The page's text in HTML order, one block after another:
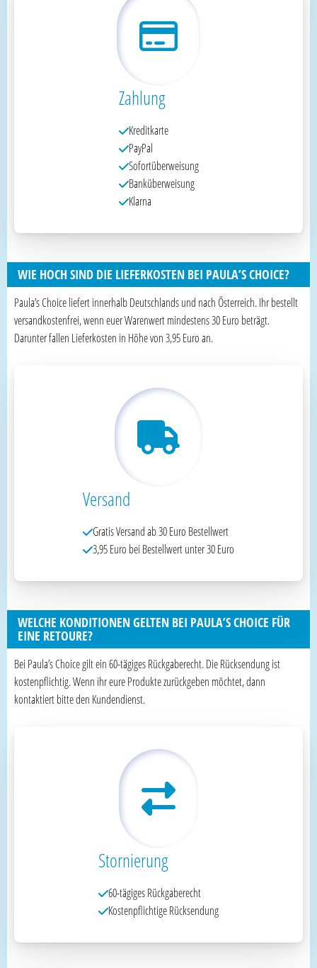
Zahlung
Kreditkarte
PayPal
Sofortüberweisung
Banküberweisung
Klarna
WIE HOCH SIND DIE LIEFERKOSTEN BEI PAULA’S CHOICE?
Paula’s Choice liefert innerhalb Deutschlands und nach Österreich. Ihr bestellt
versandkostenfrei, wenn euer Warenwert mindestens 30 Euro beträgt.
Darunter fallen Lieferkosten in Höhe von 3,95 Euro an.
Versand
Gratis Versand ab 30 Euro Bestellwert
3,95 Euro bei Bestellwert unter 30 Euro
WELCHE KONDITIONEN GELTEN BEI PAULA’S CHOICE FÜR
EINE RETOURE?
Bei Paula’s Choice gilt ein 60-tägiges Rückgaberecht. Die Rücksendung ist
kostenpflichtig. Wenn ihr eure Produkte zurückgeben möchtet, dann
kontaktiert bitte den Kundendienst.
Stornierung
60-tägiges Rückgaberecht
Kostenpflichtige Rücksendung